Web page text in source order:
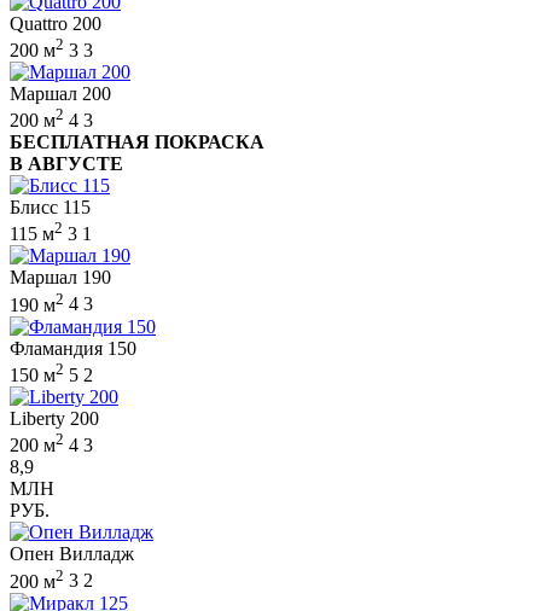
Quattro 200
200 м2 3 3
Маршал 200
200 м2 4 3
БЕСПЛАТНАЯ ПОКРАСКА
В АВГУСТЕ
Блисс 115
115 м2 3 1
Маршал 190
190 м2 4 3
Фламандия 150
150 м2 5 2
Liberty 200
200 м2 4 3
8,9
МЛН
РУБ.
Опен Вилладж
200 м2 3 2